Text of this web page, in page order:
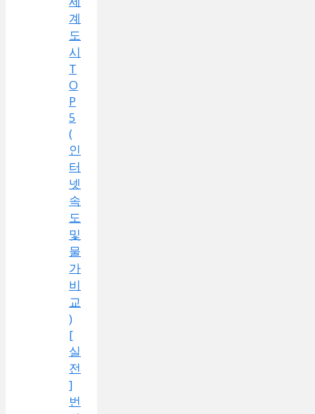
계
도
시
T
O
P
5
(
인
터
넷
속
도
및
물
가
비
교
)
[
실
전
]
번